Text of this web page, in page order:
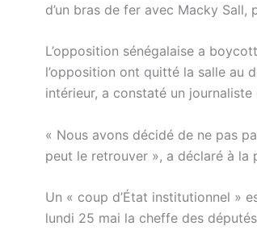
d’un bras de fer avec Macky Sall,
L’opposition sénégalaise a
l’opposition ont quitté la salle au
intérieur, a constaté un journaliste
« Nous avons décidé de ne pas
peut le retrouver », a déclaré à la
Un « coup d’État institutionnel »
lundi 25 mai la cheffe des